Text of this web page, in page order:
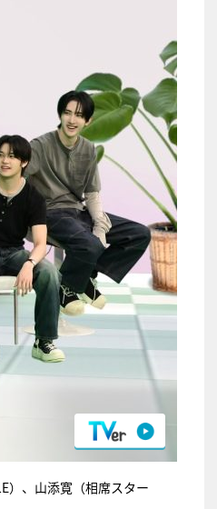
）、山添寛（相席スター